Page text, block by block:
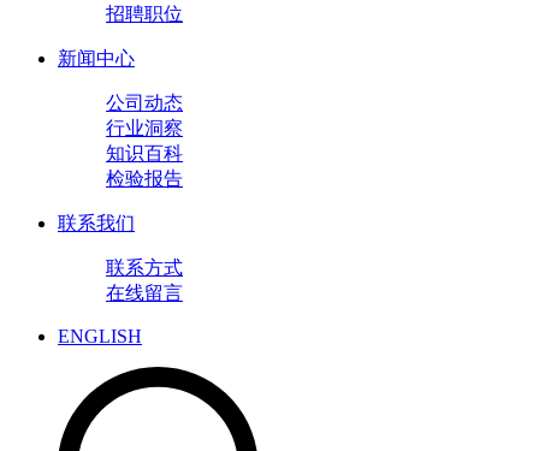
招聘职位
新闻中心
公司动态
行业洞察
知识百科
检验报告
联系我们
联系方式
在线留言
ENGLISH